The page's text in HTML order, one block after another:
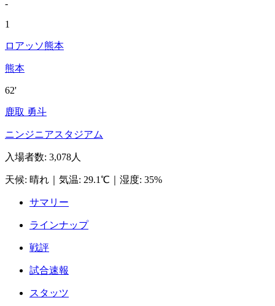
-
1
ロアッソ熊本
熊本
62'
鹿取 勇斗
ニンジニアスタジアム
入場者数: 3,078人
天候: 晴れ 気温: 29.1℃ 湿度: 35%
サマリー
ラインナップ
戦評
試合速報
スタッツ